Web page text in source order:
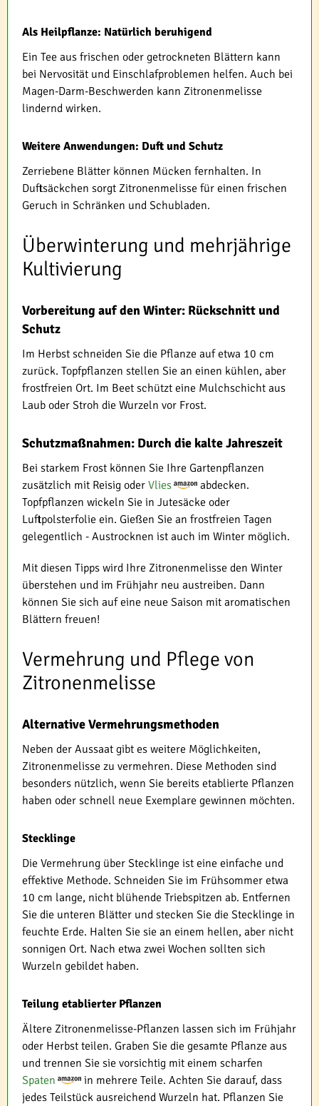
Als Heilpflanze: Natürlich beruhigend
Ein Tee aus frischen oder getrockneten Blättern kann
bei Nervosität und Einschlafproblemen helfen. Auch bei
Magen-Darm-Beschwerden kann Zitronenmelisse
lindernd wirken.
Weitere Anwendungen: Duft und Schutz
Zerriebene Blätter können Mücken fernhalten. In
Duftsäckchen sorgt Zitronenmelisse für einen frischen
Geruch in Schränken und Schubladen.
Überwinterung und mehrjährige
Kultivierung
Vorbereitung auf den Winter: Rückschnitt und
Schutz
Im Herbst schneiden Sie die Pflanze auf etwa 10 cm
zurück. Topfpflanzen stellen Sie an einen kühlen, aber
frostfreien Ort. Im Beet schützt eine Mulchschicht aus
Laub oder Stroh die Wurzeln vor Frost.
Schutzmaßnahmen: Durch die kalte Jahreszeit
Bei starkem Frost können Sie Ihre Gartenpflanzen
zusätzlich mit Reisig oder Vlies
abdecken.
Topfpflanzen wickeln Sie in Jutesäcke oder
Luftpolsterfolie ein. Gießen Sie an frostfreien Tagen
gelegentlich - Austrocknen ist auch im Winter möglich.
Mit diesen Tipps wird Ihre Zitronenmelisse den Winter
überstehen und im Frühjahr neu austreiben. Dann
können Sie sich auf eine neue Saison mit aromatischen
Blättern freuen!
Vermehrung und Pflege von
Zitronenmelisse
Alternative Vermehrungsmethoden
Neben der Aussaat gibt es weitere Möglichkeiten,
Zitronenmelisse zu vermehren. Diese Methoden sind
besonders nützlich, wenn Sie bereits etablierte Pflanzen
haben oder schnell neue Exemplare gewinnen möchten.
Stecklinge
Die Vermehrung über Stecklinge ist eine einfache und
effektive Methode. Schneiden Sie im Frühsommer etwa
10 cm lange, nicht blühende Triebspitzen ab. Entfernen
Sie die unteren Blätter und stecken Sie die Stecklinge in
feuchte Erde. Halten Sie sie an einem hellen, aber nicht
sonnigen Ort. Nach etwa zwei Wochen sollten sich
Wurzeln gebildet haben.
Teilung etablierter Pflanzen
Ältere Zitronenmelisse-Pflanzen lassen sich im Frühjahr
oder Herbst teilen. Graben Sie die gesamte Pflanze aus
und trennen Sie sie vorsichtig mit einem scharfen
Spaten
in mehrere Teile. Achten Sie darauf, dass
jedes Teilstück ausreichend Wurzeln hat. Pflanzen Sie